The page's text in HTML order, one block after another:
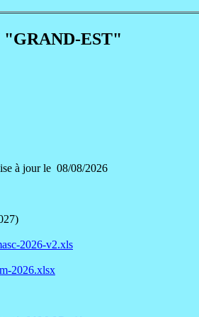
EST"
à jour le 08/
2026-v2.xls
2026.xlsx